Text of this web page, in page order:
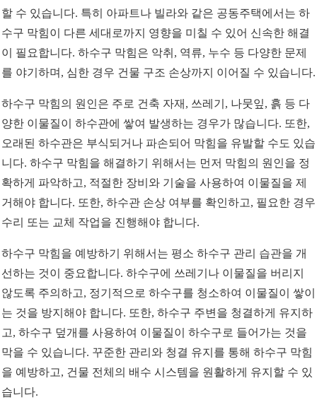
할 수 있습니다. 특히 아파트나 빌라와 같은 공동주택에서는 하
수구 막힘이 다른 세대로까지 영향을 미칠 수 있어 신속한 해결
이 필요합니다. 하수구 막힘은 악취, 역류, 누수 등 다양한 문제
를 야기하며, 심한 경우 건물 구조 손상까지 이어질 수 있습니다.
하수구 막힘의 원인은 주로 건축 자재, 쓰레기, 나뭇잎, 흙 등 다
양한 이물질이 하수관에 쌓여 발생하는 경우가 많습니다. 또한,
오래된 하수관은 부식되거나 파손되어 막힘을 유발할 수도 있습
니다. 하수구 막힘을 해결하기 위해서는 먼저 막힘의 원인을 정
확하게 파악하고, 적절한 장비와 기술을 사용하여 이물질을 제
거해야 합니다. 또한, 하수관 손상 여부를 확인하고, 필요한 경우
수리 또는 교체 작업을 진행해야 합니다.
하수구 막힘을 예방하기 위해서는 평소 하수구 관리 습관을 개
선하는 것이 중요합니다. 하수구에 쓰레기나 이물질을 버리지
않도록 주의하고, 정기적으로 하수구를 청소하여 이물질이 쌓이
는 것을 방지해야 합니다. 또한, 하수구 주변을 청결하게 유지하
고, 하수구 덮개를 사용하여 이물질이 하수구로 들어가는 것을
막을 수 있습니다. 꾸준한 관리와 청결 유지를 통해 하수구 막힘
을 예방하고, 건물 전체의 배수 시스템을 원활하게 유지할 수 있
습니다.